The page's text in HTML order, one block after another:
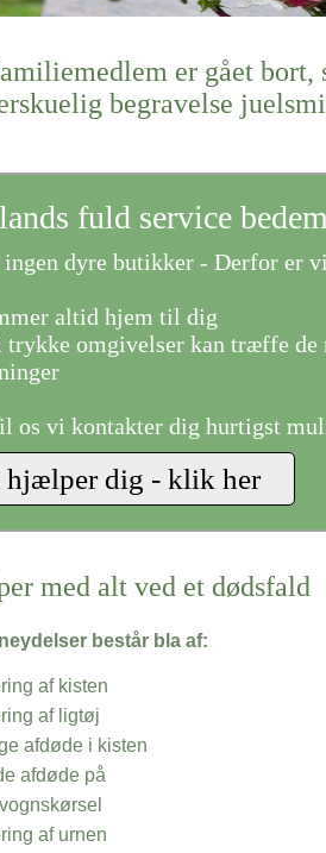
er gået bort,
begravelse
fuld service
dyre butikker - Derfor er
altid hjem til dig
trykke omgivelser kan træffe de
os vi kontakter dig hurtigst
med alt ved et dødsfald
består bla af:
af kisten
af ligtøj
afdøde i kisten
afdøde på
af urnen